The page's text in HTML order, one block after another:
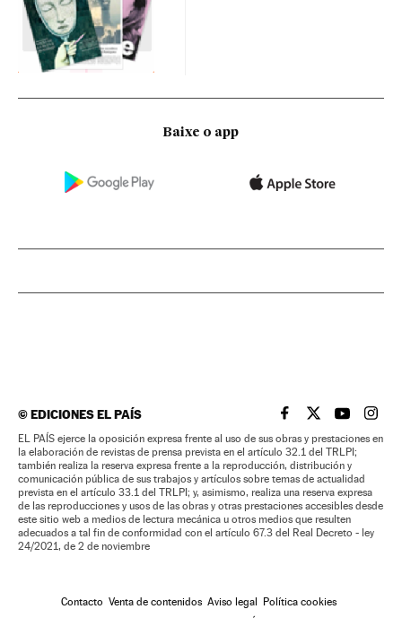
Baixe o app
©EDICIONES EL PAÍS EL PAÍS BRASIL EN
EL PAÍSEL PAÍS
EL
EL PAÍS ejerce la oposición expresa frente al uso de sus obras y prestaciones en
la elaboración de revistas de prensa prevista en el artículo 32.1 del TRLPI;
también realiza la reserva expresa frente a la reproducción, distribución y
comunicación pública de sus trabajos y artículos sobre temas de actualidad
prevista en el artículo 33.1 del TRLPI; y, asimismo, realiza una reserva expresa
de las reproducciones y usos de las obras y otras prestaciones accesibles desde
este sitio web a medios de lectura mecánica u otros medios que resulten
adecuados a tal fin de conformidad con el artículo 67.3 del Real Decreto - ley
24/2021, de 2 de noviembre
Contacto Venta de contenidos Aviso legal Política cookies